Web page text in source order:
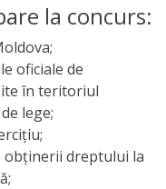
la concurs:
oficiale de
în teritoriul
lege;
obţinerii dreptului la